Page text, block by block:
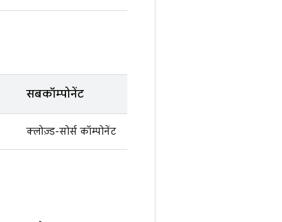
सबकॉम्पोनेंट
क्लोज़्ड-सोर्स कॉम्पोनेंट